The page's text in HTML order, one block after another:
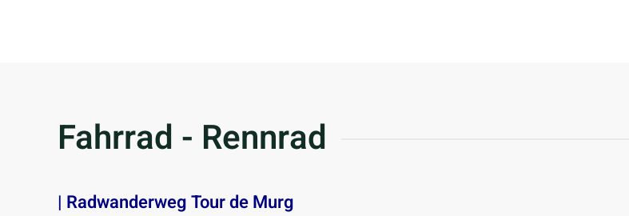
Fahrrad - Rennrad
| Radwanderweg Tour de Murg